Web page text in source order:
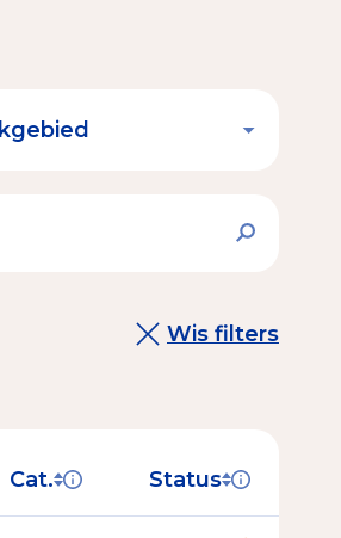
Wis filters
Cat. Status